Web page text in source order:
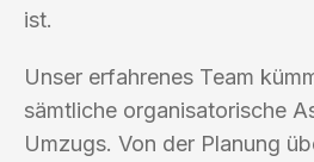
ist.
Unser erfahrenes Team
sämtliche organisatorische
Umzugs. Von der Planung